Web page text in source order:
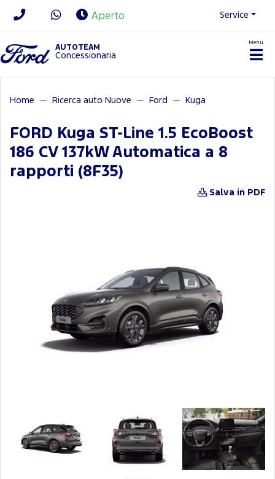
Aperto Service
AUTOTEAM
Concessionaria
Menu
Home Ricerca auto Nuove Ford Kuga
FORD Kuga ST-Line 1.5 EcoBoost
186 CV 137kW Automatica a 8
rapporti (8F35)
Salva in PDF